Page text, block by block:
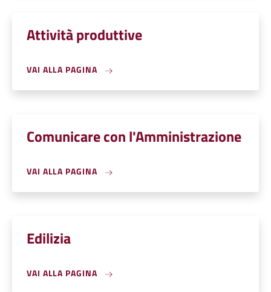
Attività produttive
VAI ALLA PAGINA
Comunicare con l'Amministrazione
VAI ALLA PAGINA
Edilizia
VAI ALLA PAGINA